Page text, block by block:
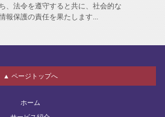
、法令を遵守すると共に、社会的な
報保護の責任を果たします...
▲ ページトップへ
ホーム